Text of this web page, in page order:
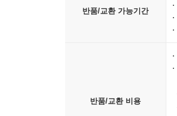
반품/교환 가능기간
반품/교환 비용